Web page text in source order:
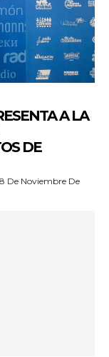
A LA
DE
De Noviembre De